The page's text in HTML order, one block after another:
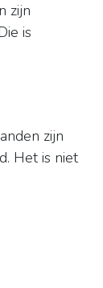
zijn
is
zijn
Het is niet